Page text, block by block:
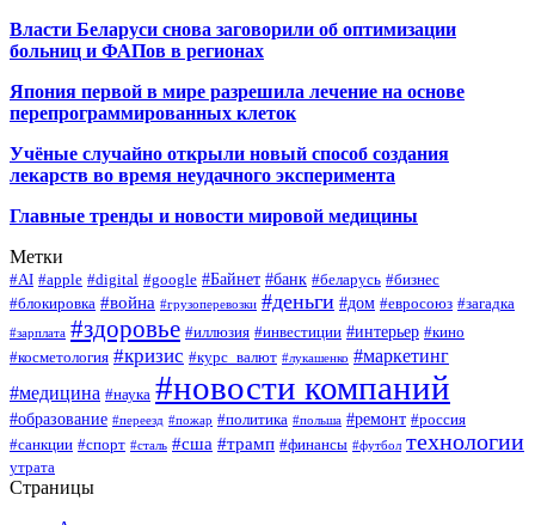
Власти Беларуси снова заговорили об оптимизации
больниц и ФАПов в регионах
Япония первой в мире разрешила лечение на основе
перепрограммированных клеток
Учёные случайно открыли новый способ создания
лекарств во время неудачного эксперимента
Главные тренды и новости мировой медицины
Метки
#AI #apple #digital #google #Байнет #банк #беларусь #бизнес
#блокировка #война #грузоперевозки #деньги #дом #евросоюз #загадка
#зарплата #здоровье #иллюзия #инвестиции #интерьер #кино
#косметология #кризис #курс_валют #лукашенко #маркетинг
#медицина #наука #новости компаний
#образование #переезд #пожар #политика #польша #ремонт #россия
#санкции #спорт #сталь #сша #трамп #финансы #футбол технологии
утрата
Страницы